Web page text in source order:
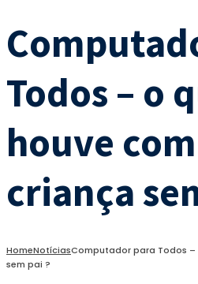
Todos – o
houve
criança
HomeNotíciasComputador para Todos –
sem pai ?